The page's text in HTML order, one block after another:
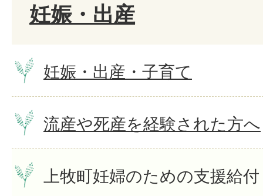
妊娠・出産
妊娠・出産・子育て
流産や死産を経験された方へ
上牧町妊婦のための支援給付